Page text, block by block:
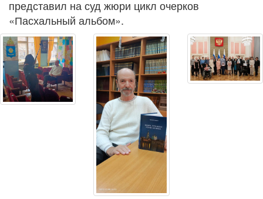
представил на суд жюри цикл очерков
«Пасхальный альбом».